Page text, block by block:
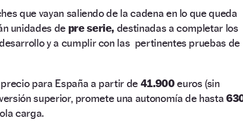
que vayan saliendo de la cadena en lo que queda
unidades de pre serie, destinadas a completar los
y a cumplir con las pertinentes pruebas de
para España a partir de 41.900euros (sin
superior, promete una autonomía de hasta
carga.